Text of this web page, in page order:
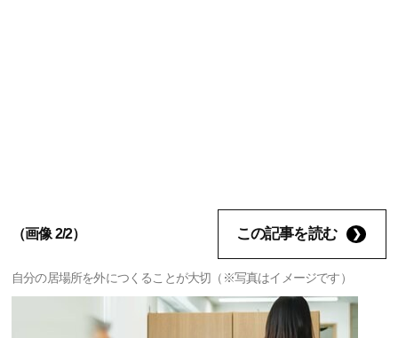
（画像 2/2） この記事を読む
自分の居場所を外につくることが大切（※写真はイメージです）